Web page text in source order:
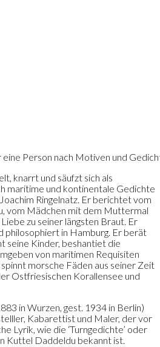
Person nach Motiven und
knarrt und säufzt sich als
maritime und kontinentale Gedichte
Ringelnatz. Er berichtet vom
vom Mädchen mit dem Muttermal
zu seiner längsten Braut. Er
philosophiert in Hamburg. Er berät
seine Kinder, beshantiet die
von maritimen Requisiten
morsche Fäden aus seiner Zeit
Ostfriesischen Korallensee und
in Wurzen, gest. 1934 in Berlin)
Kabarettist und Maler, der vor
Lyrik, wie die ‘Turngedichte’ oder
Kuttel Daddeldu bekannt ist.